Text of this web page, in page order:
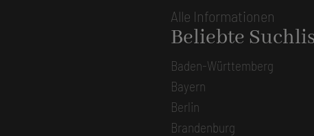
Alle Informationen
Beliebte
Baden-Württemberg
Bayern
Berlin
Brandenburg